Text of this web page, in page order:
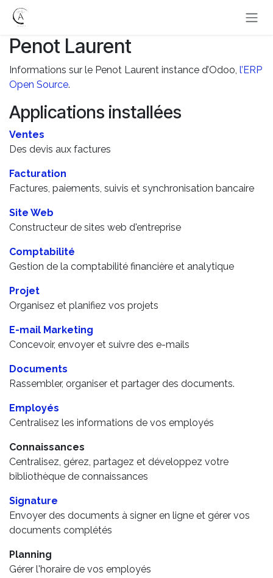
Se rendre au contenu
Penot Laurent
Informations sur le Penot Laurent instance d’Odoo, l’ERP
Open Source.
Applications installées
Ventes
Des devis aux factures
Facturation
Factures, paiements, suivis et synchronisation bancaire
Site Web
Constructeur de sites web d'entreprise
Comptabilité
Gestion de la comptabilité financière et analytique
Projet
Organisez et planifiez vos projets
E-mail Marketing
Concevoir, envoyer et suivre des e-mails
Documents
Rassembler, organiser et partager des documents.
Employés
Centralisez les informations de vos employés
Connaissances
Centralisez, gérez, partagez et développez votre
bibliothèque de connaissances
Signature
Envoyer des documents à signer en ligne et gérer vos
documents complétés
Planning
Gérer l'horaire de vos employés